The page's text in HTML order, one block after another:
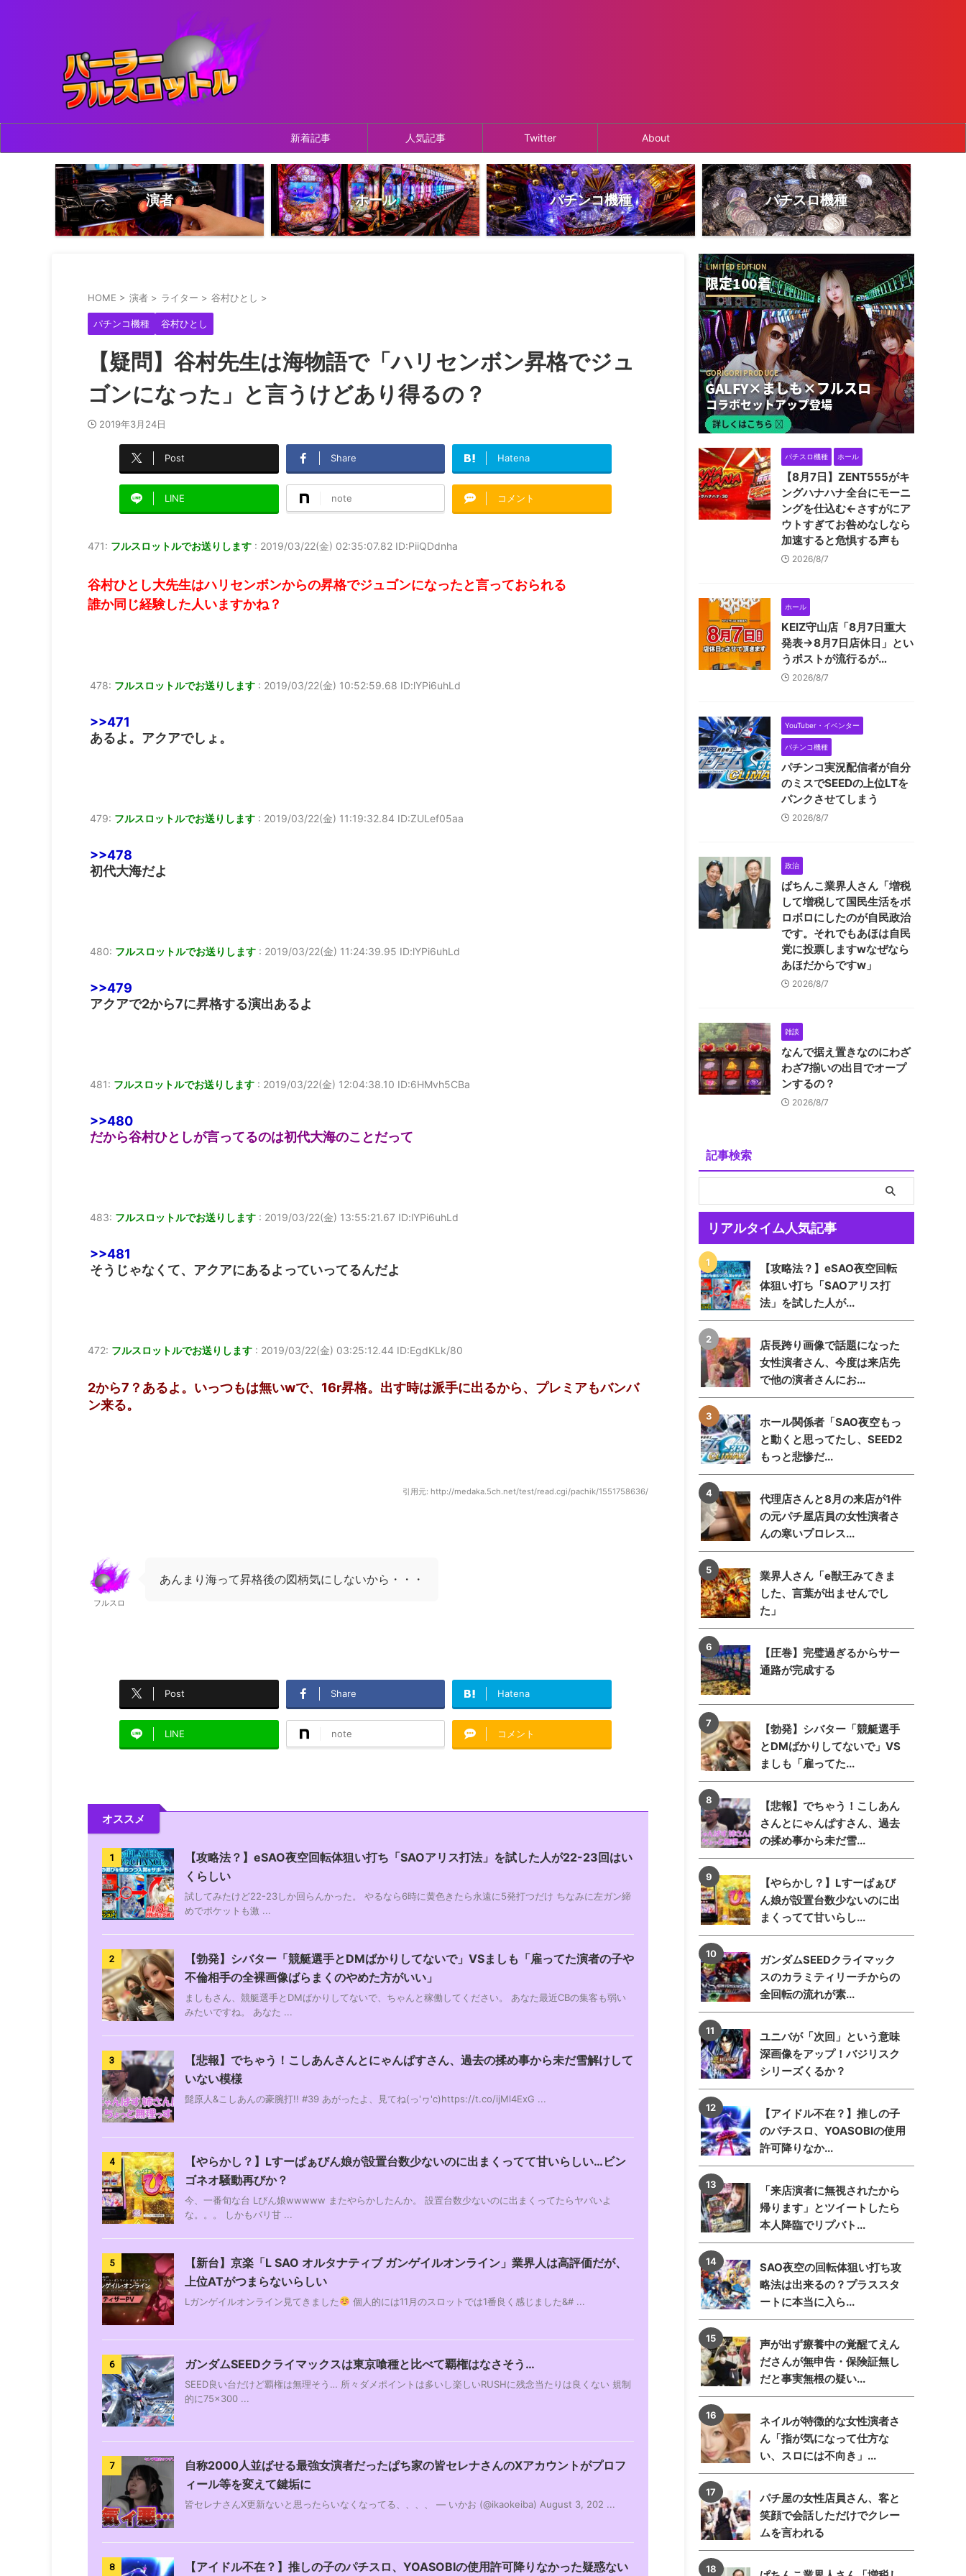
新着記事 人気記事 Twitter About
演者 ホール パチンコ機種 パチスロ機種
HOME > 演者 > ライター > 谷村ひとし >
パチンコ機種 谷村ひとし
【疑問】谷村先生は海物語で「ハリセンボン昇格でジュ
ゴンになった」と言うけどあり得るの？
2019年3月24日
Post Share Hatena
LINE note コメント
471: フルスロットルでお送りします : 2019/03/22(金) 02:35:07.82 ID:PiiQDdnha
谷村ひとし大先生はハリセンボンからの昇格でジュゴンになったと言っておられる
誰か同じ経験した人いますかね？
478: フルスロットルでお送りします : 2019/03/22(金) 10:52:59.68 ID:lYPi6uhLd
>>471
あるよ。アクアでしょ。
479: フルスロットルでお送りします : 2019/03/22(金) 11:19:32.84 ID:ZULef05aa
>>478
初代大海だよ
480: フルスロットルでお送りします : 2019/03/22(金) 11:24:39.95 ID:lYPi6uhLd
>>479
アクアで2から7に昇格する演出あるよ
481: フルスロットルでお送りします : 2019/03/22(金) 12:04:38.10 ID:6HMvh5CBa
>>480
だから谷村ひとしが言ってるのは初代大海のことだって
483: フルスロットルでお送りします : 2019/03/22(金) 13:55:21.67 ID:lYPi6uhLd
>>481
そうじゃなくて、アクアにあるよっていってるんだよ
472: フルスロットルでお送りします : 2019/03/22(金) 03:25:12.44 ID:EgdKLk/80
2から7？あるよ。いっつもは無いwで、16r昇格。出す時は派手に出るから、プレミアもバンバ
ン来る。
引用元: http://medaka.5ch.net/test/read.cgi/pachik/1551758636/
フルスロ
あんまり海って昇格後の図柄気にしないから・・・
Post Share Hatena
LINE note コメント
オススメ
1
【攻略法？】eSAO夜空回転体狙い打ち「SAOアリス打法」を試した人が22-23回はい
くらしい
試してみたけど22-23しか回らんかった。 やるなら6時に黄色きたら永遠に5発打つだけ ちなみに左ガン締
めでポケットも激 ...
2
【勃発】シバター「競艇選手とDMばかりしてないで」VSましも「雇ってた演者の子や
不倫相手の全裸画像ばらまくのやめた方がいい」
ましもさん、競艇選手とDMばかりしてないで、ちゃんと稼働してください。 あなた最近CBの集客も弱い
みたいですね。 あなた ...
3
【悲報】でちゃう！こしあんさんとにゃんぱすさん、過去の揉め事から未だ雪解けして
いない模様
髭原人&こしあんの豪腕打!! #39 あがったよ、見てね(っ'ヮ'c)https://t.co/ijMl4ExG ...
4
【やらかし？】Lすーぱぁびん娘が設置台数少ないのに出まくってて甘いらしい…ビン
ゴネオ騒動再びか？
今、一番旬な台 Lびん娘wwwww またやらかしたんか。 設置台数少ないのに出まくってたらヤバいよ
な。。。 しかもバリ甘 ...
5
【新台】京楽「L SAO オルタナティブ ガンゲイルオンライン」業界人は高評価だが、
上位ATがつまらないらしい
Lガンゲイルオンライン見てきました 個人的には11月のスロットでは1番良く感じました&# ...
6 ガンダムSEEDクライマックスは東京喰種と比べて覇権はなさそう…
SEED良い台だけど覇権は無理そう… 所々ダメポイントは多いし楽しいRUSHに残念当たりは良くない 規制
的に75×300 ...
7
自称2000人並ばせる最強女演者だったぱち家の皆セレナさんのXアカウントがプロフ
ィール等を変えて鍵垢に
皆セレナさんX更新ないと思ったらいなくなってる、、、、 — いかお (@ikaokeiba) August 3, 202 ...
8 【アイドル不在？】推しの子のパチスロ、YOASOBIの使用許可降りなかった疑惑ない
パチスロ機種 ホール
【8月7日】ZENT555がキ
ングハナハナ全台にモーニ
ングを仕込む←さすがにア
ウトすぎてお咎めなしなら
加速すると危惧する声も
2026/8/7
ホール
KEIZ守山店「8月7日重大
発表→8月7日店休日」とい
うポストが流行るが…
2026/8/7
YouTuber・イベンター
パチンコ機種
パチンコ実況配信者が自分
のミスでSEEDの上位LTを
パンクさせてしまう
2026/8/7
政治
ぱちんこ業界人さん「増税
して増税して国民生活をボ
ロボロにしたのが自民政治
です。それでもあほは自民
党に投票しますwなぜなら
あほだからですw」
2026/8/7
雑談
なんで据え置きなのにわざ
わざ7揃いの出目でオープ
ンするの？
2026/8/7
記事検索
リアルタイム人気記事
【攻略法？】eSAO夜空回転
体狙い打ち「SAOアリス打
法」を試した人が...
店長跨り画像で話題になった
女性演者さん、今度は来店先
で他の演者さんにお...
ホール関係者「SAO夜空もっ
と動くと思ってたし、SEED2
もっと悲惨だ...
代理店さんと8月の来店が1件
の元パチ屋店員の女性演者さ
んの寒いプロレス...
業界人さん「e獣王みてきま
した、言葉が出ませんでし
た」
【圧巻】完璧過ぎるからサー
通路が完成する
【勃発】シバター「競艇選手
とDMばかりしてないで」VS
ましも「雇ってた...
【悲報】でちゃう！こしあん
さんとにゃんぱすさん、過去
の揉め事から未だ雪...
【やらかし？】Lすーぱぁび
ん娘が設置台数少ないのに出
まくってて甘いらし...
ガンダムSEEDクライマック
スのカラミティリーチからの
全回転の流れが素...
ユニバが「次回」という意味
深画像をアップ！バジリスク
シリーズくるか？
【アイドル不在？】推しの子
のパチスロ、YOASOBIの使用
許可降りなか...
「来店演者に無視されたから
帰ります」とツイートしたら
本人降臨でリプバト...
SAO夜空の回転体狙い打ち攻
略法は出来るの？プラススタ
ートに本当に入ら...
声が出ず療養中の覚醒てえん
ださんが無申告・保険証無し
だと事実無根の疑い...
ネイルが特徴的な女性演者さ
ん「指が気になって仕方な
い、スロには不向き」...
パチ屋の女性店員さん、客と
笑顔で会話しただけでクレー
ムを言われる